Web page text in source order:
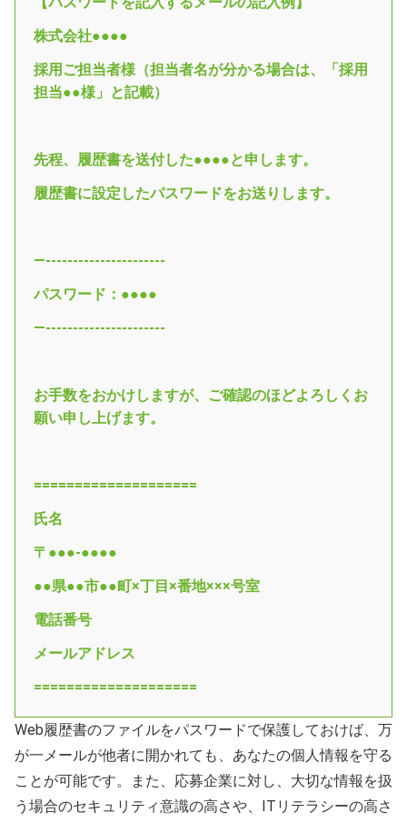
株式会社●●●●
採用ご担当者様（担当者名が分かる場合は、「採用
担当●●様」と記載）
先程、履歴書を送付した●●●●と申します。
履歴書に設定したパスワードをお送りします。
—----------------------
パスワード：●●●●
—----------------------
お手数をおかけしますが、ご確認のほどよろしくお
願い申し上げます。
====================
氏名
〒●●●-●●●●
●●県●●市●●町×丁目×番地×××号室
電話番号
メールアドレス
====================
Web履歴書のファイルをパスワードで保護しておけば、万
が一メールが他者に開かれても、あなたの個人情報を守る
ことが可能です。また、応募企業に対し、大切な情報を扱
う場合のセキュリティ意識の高さや、ITリテラシーの高さ